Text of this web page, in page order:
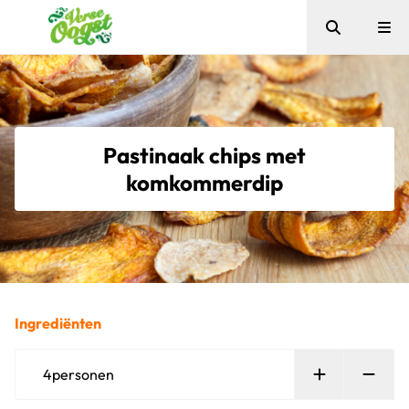
Verse Oogst
Zoeken
Pastinaak chips met
komkommerdip
Ingrediënten
4personen Persoon